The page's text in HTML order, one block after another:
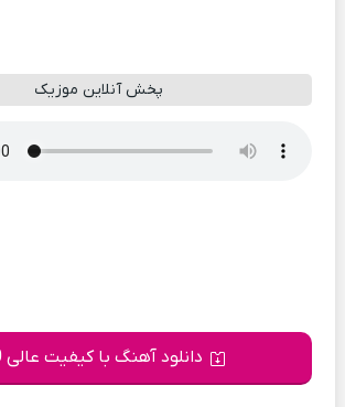
پخش آنلاین موزیک
دانلود آهنگ با کیفیت عالی 320